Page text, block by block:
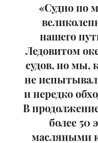
«Судно по
нашего
Ледовитом
судов, но мы,
не
и нередко
В
более 50
масляными